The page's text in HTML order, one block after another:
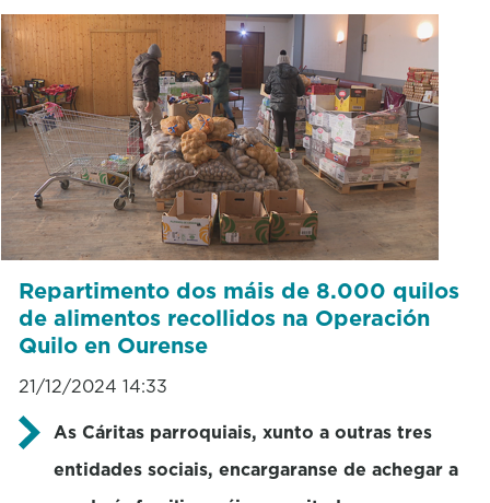
Repartimento dos máis de 8.000 quilos
de alimentos recollidos na Operación
Quilo en Ourense
21/12/2024 14:33
As Cáritas parroquiais, xunto a outras tres
entidades sociais, encargaranse de achegar a